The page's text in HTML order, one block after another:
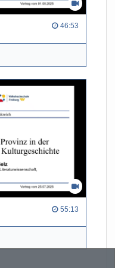
46:53
55:13